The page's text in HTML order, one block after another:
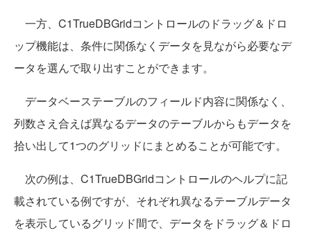
一方、C1TrueDBGridコントロールのドラッグ＆ドロ
ップ機能は、条件に関係なくデータを見ながら必要なデ
ータを選んで取り出すことができます。
データベーステーブルのフィールド内容に関係なく、
列数さえ合えば異なるデータのテーブルからもデータを
拾い出して1つのグリッドにまとめることが可能です。
次の例は、C1TrueDBGridコントロールのヘルプに記
載されている例ですが、それぞれ異なるテーブルデータ
を表示しているグリッド間で、データをドラッグ＆ドロ